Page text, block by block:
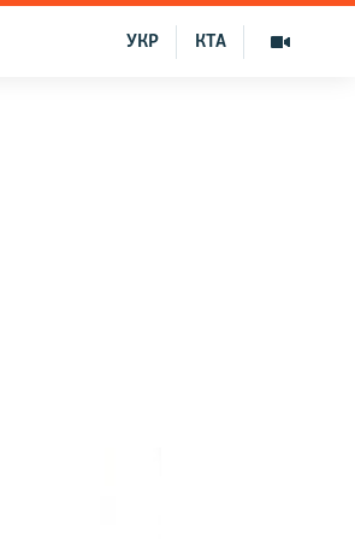
КТА
УКР